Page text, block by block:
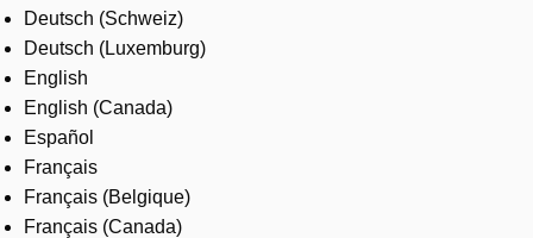
Where to buy
Contact us
Careers
Deutsch (Schweiz)
Deutsch (Luxemburg)
English
English (Canada)
Español
Français
Français (Belgique)
Français (Canada)